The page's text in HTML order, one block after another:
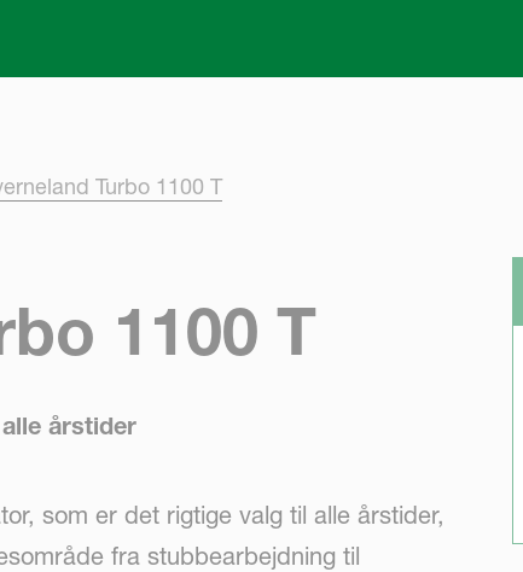
Turbo 1100 T
1100 T
årstider
som er det rigtige valg til alle årstider,
fra stubbearbejdning til